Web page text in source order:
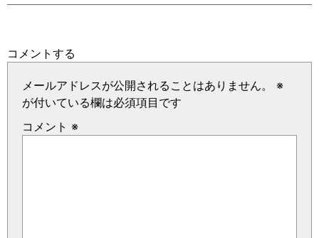
コメントする
メールアドレスが公開されることはありません。
※
が付いている欄は必須項目です
コメント ※